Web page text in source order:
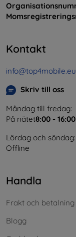
Kontakt
info@top4mobile.eu
Skriv till oss
Måndag till fredag:
På nätet8:00 - 16:00
Lördag och söndag:
Offline
Handla
Frakt och betalning
Blogg